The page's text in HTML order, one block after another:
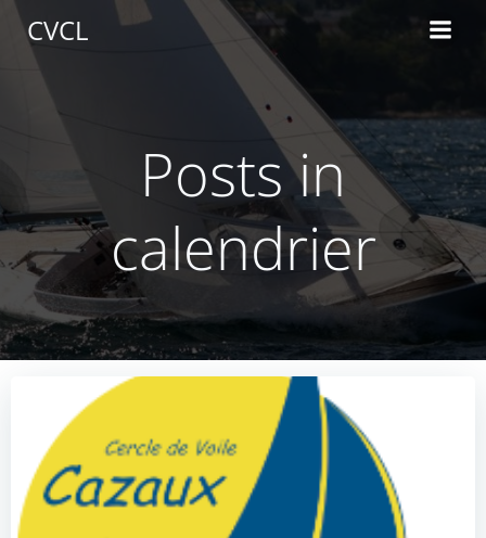
Aller
au
contenu
CVCL
Posts in
calendrier